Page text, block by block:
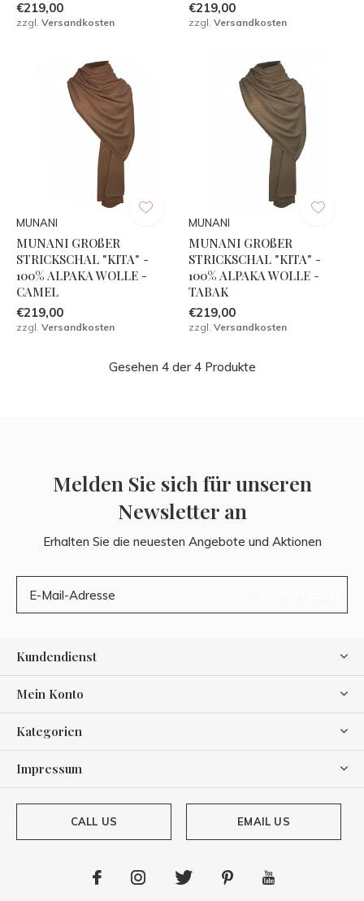
€219,00
zzgl. Versandkosten
€219,00
zzgl. Versandkosten
MUNANI
MUNANI GROßER
STRICKSCHAL "KITA" -
100% ALPAKA WOLLE -
CAMEL
€219,00
zzgl. Versandkosten
MUNANI
MUNANI GROßER
STRICKSCHAL "KITA" -
100% ALPAKA WOLLE -
TABAK
€219,00
zzgl. Versandkosten
Gesehen 4 der 4 Produkte
Melden Sie sich für unseren
Newsletter an
Erhalten Sie die neuesten Angebote und Aktionen
Kundendienst
Mein Konto
Kategorien
Impressum
CALL US EMAIL US